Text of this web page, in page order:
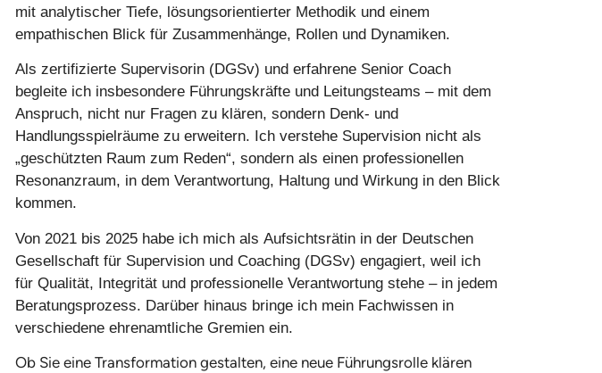
mit analytischer Tiefe, lösungsorientierter Methodik und einem
empathischen Blick für Zusammenhänge, Rollen und Dynamiken.
Als zertifizierte Supervisorin (DGSv) und erfahrene Senior Coach
begleite ich insbesondere Führungskräfte und Leitungsteams – mit dem
Anspruch, nicht nur Fragen zu klären, sondern Denk- und
Handlungsspielräume zu erweitern. Ich verstehe Supervision nicht als
„geschützten Raum zum Reden“, sondern als einen professionellen
Resonanzraum, in dem Verantwortung, Haltung und Wirkung in den Blick
kommen.
Von 2021 bis 2025 habe ich mich als Aufsichtsrätin in der Deutschen
Gesellschaft für Supervision und Coaching (DGSv) engagiert, weil ich
für Qualität, Integrität und professionelle Verantwortung stehe – in jedem
Beratungsprozess. Darüber hinaus bringe ich mein Fachwissen in
verschiedene ehrenamtliche Gremien ein.
Ob Sie eine Transformation gestalten, eine neue Führungsrolle klären